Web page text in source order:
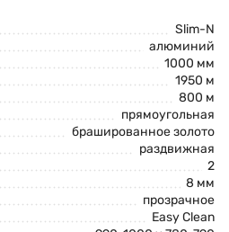
Slim-N
алюминий
1000 мм
1950 м
800 м
прямоугольная
брашированное золото
раздвижная
2
8 мм
прозрачное
Easy Clean